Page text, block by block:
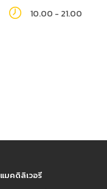
10.00 - 21.00
แมคดิลิเวอรี